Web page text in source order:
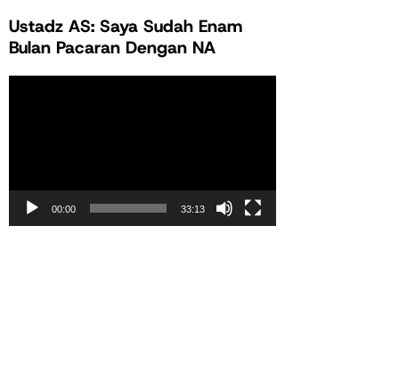
Ustadz AS: Saya Sudah Enam
Bulan Pacaran Dengan NA
00:00 33:13